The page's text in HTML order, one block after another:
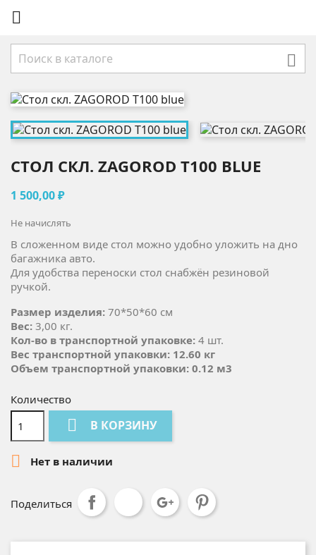


СТОЛ СКЛ. ZAGOROD Т100 BLUE
1 500,00 ₽
Не начислять
В сложенном виде стол можно удобно уложить на дно
багажника авто.
Для удобства переноски стол снабжён резиновой
ручкой.
Размер изделия: 70*50*60 см
Вес: 3,00 кг.
Кол-во в транспортной упаковке: 4 шт.
Вес транспортной упаковки: 12.60 кг
Объем транспортной упаковки: 0.12 м3
Количество
 В КОРЗИНУ
 Нет в наличии
Поделиться